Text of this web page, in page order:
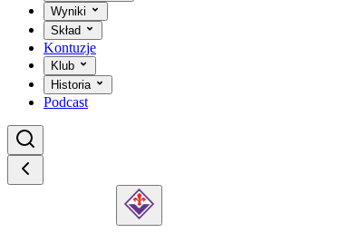
Wyniki
Skład
Kontuzje
Klub
Historia
Podcast